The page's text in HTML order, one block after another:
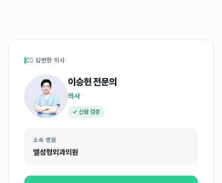
👩‍⚕️ 답변한 의사
이승헌전문의
의사
✓ 신원 검증
소속 병원
엘성형외과의원